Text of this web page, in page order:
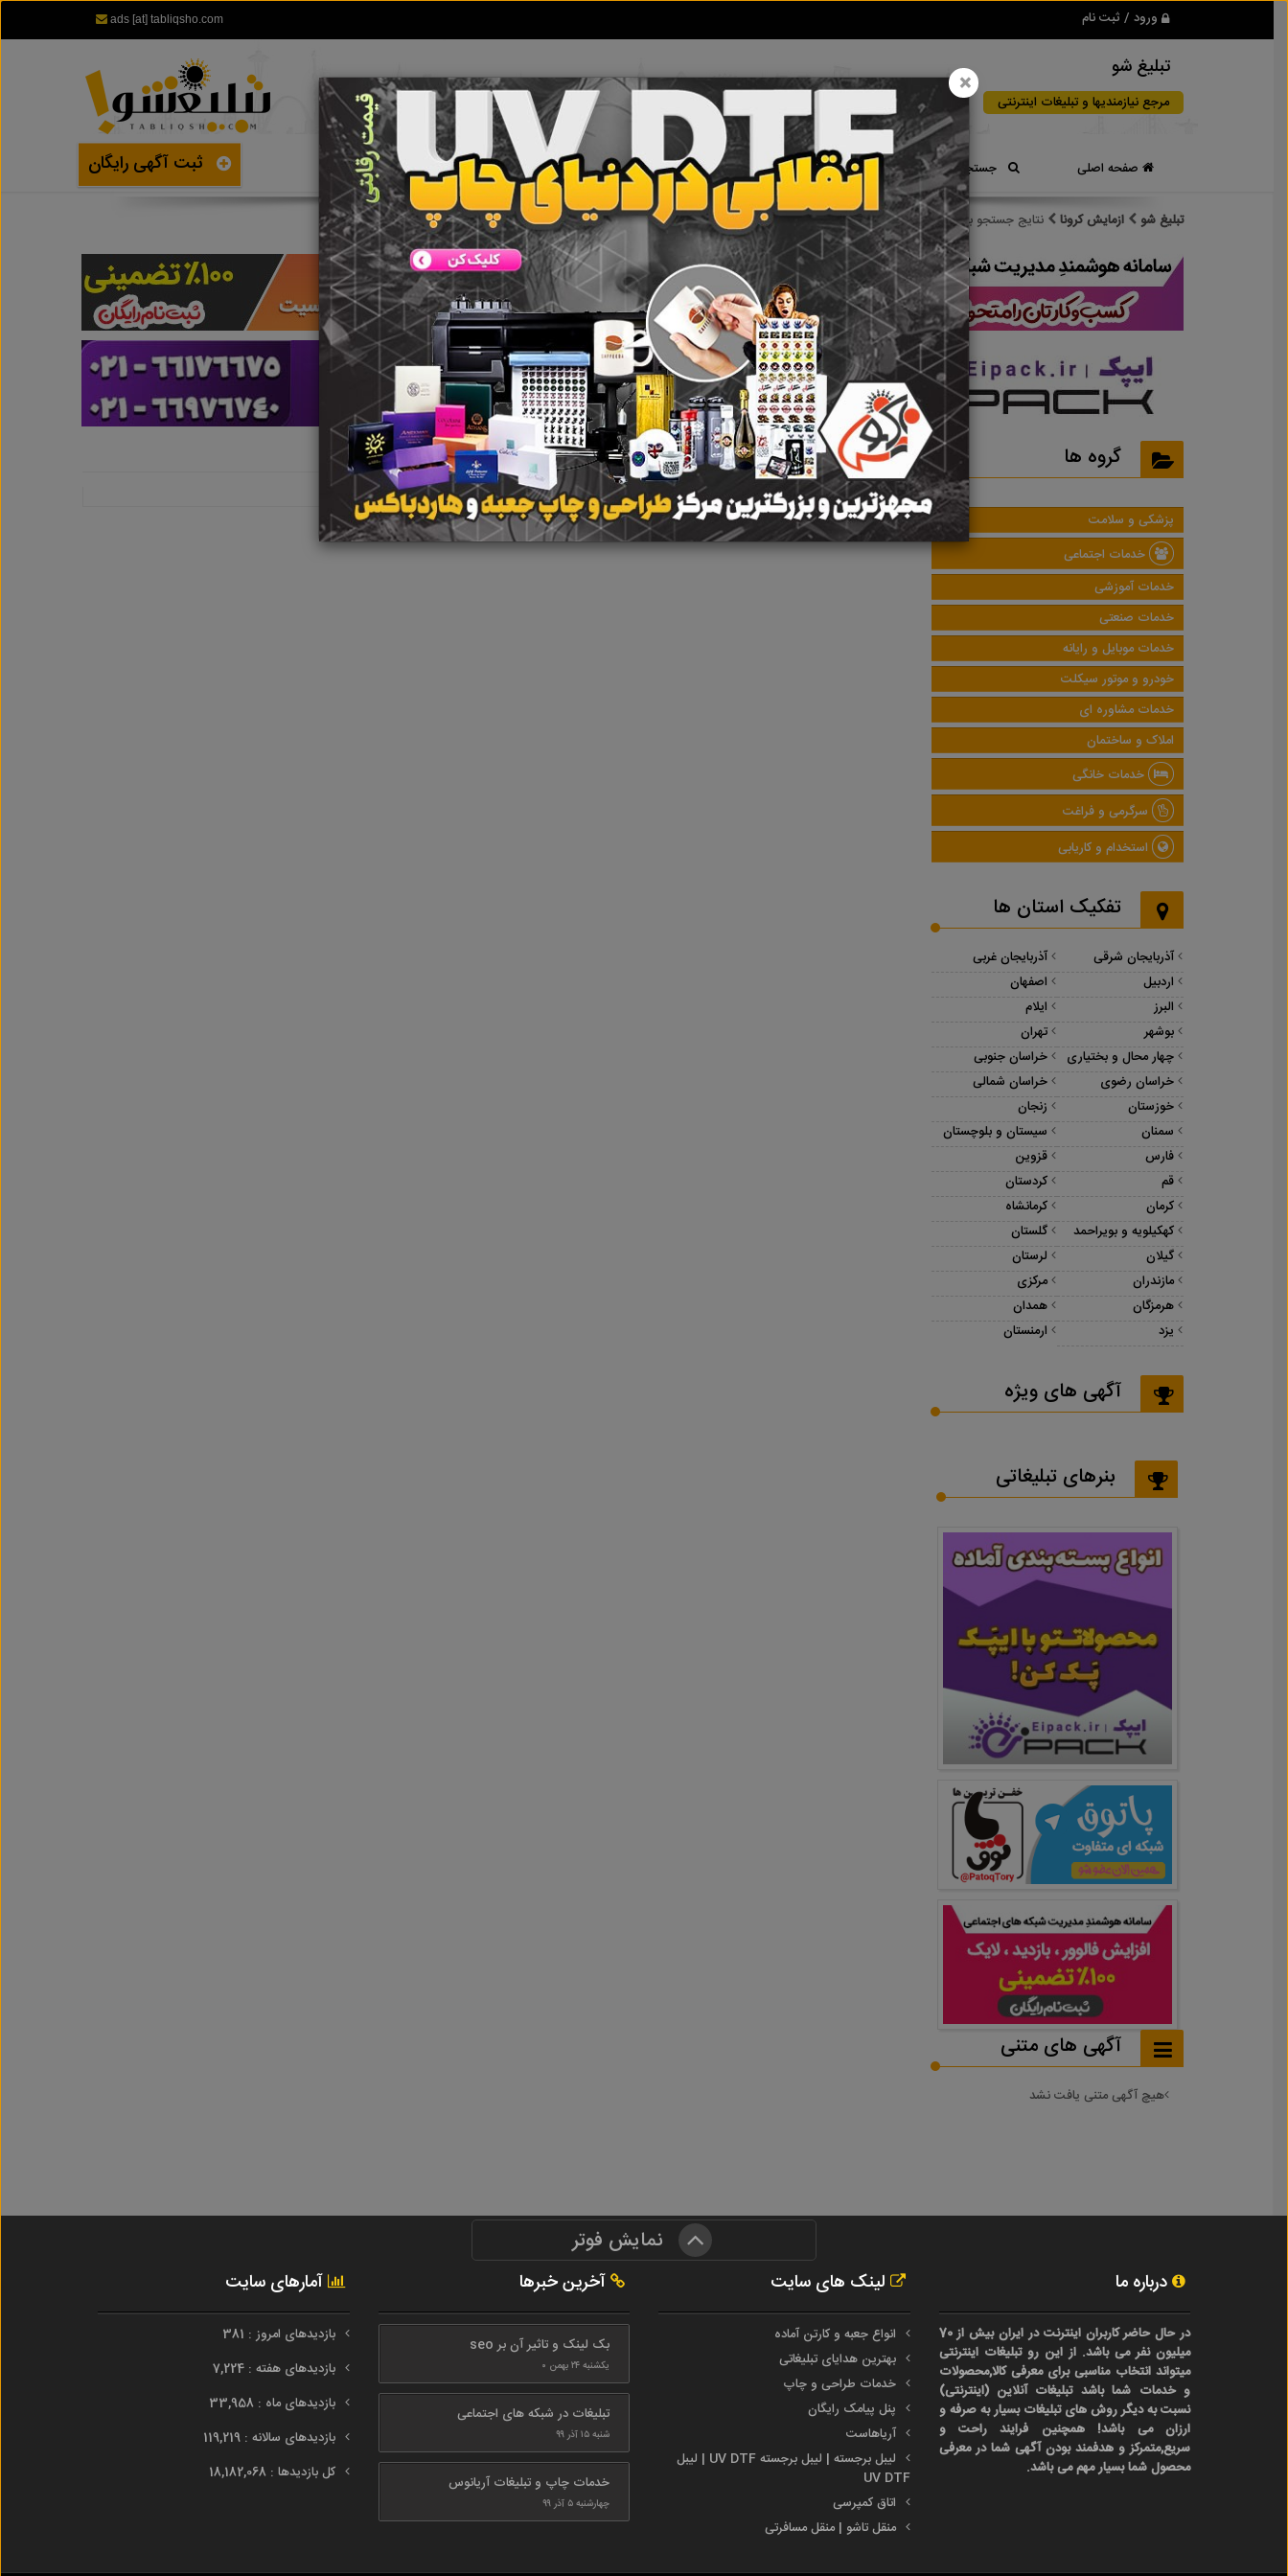
ورود / ثبت نام ads [at] tabliqsho.com
تبلیغ شو
مرجع نیازمندیها و تبلیغات اینترنتی
صفحه اصلی جستجوی سریع تعرفه آگهی ها خبرهای سایت تماس با ما ثبت آگهی رایگان
تبلیغ شو ازمایش کرونا نتایج جستجو برای برچسبازمایش کرونا
نتایج جستجو برای برچسبازمایش کرونا گروه ها
پزشکی و سلامت
خدمات اجتماعی
خدمات آموزشی
خدمات صنعتی
خدمات موبایل و رایانه
خودرو و موتور سیکلت
خدمات مشاوره ای
املاک و ساختمان
خدمات خانگی
سرگرمی و فراغت
استخدام و کاریابی
تفکیک استان ها
آذربایجان شرقی
آذربایجان غربی
اردبیل
اصفهان
البرز
ایلام
بوشهر
تهران
چهار محال و بختیاری
خراسان جنوبی
خراسان رضوی
خراسان شمالی
خوزستان
زنجان
سمنان
سیستان و بلوچستان
فارس
قزوین
قم
کردستان
کرمان
کرمانشاه
کهکیلویه و بویراحمد
گلستان
گیلان
لرستان
مازندران
مرکزی
هرمزگان
همدان
یزد
ارمنستان
آگهی های ویژه
بنرهای تبلیغاتی
آگهی های متنی
هیچ آگهی متنی یافت نشد
نمایش فوتر
درباره ما
در حال حاضر کاربران اینترنت در ایران بیش از 70
میلیون نفر می باشد. از این رو تبلیغات اینترنتی
میتواند انتخاب مناسبی برای معرفی کالا,محصولات
و خدمات شما باشد تبلیغات آنلاین (اینترنتی)
نسبت به دیگر روش های تبلیغات بسیار به صرفه و
ارزان می باشد! همچنین فرایند راحت و
سریع,متمرکز و هدفمند بودن آگهی شما در معرفی
محصول شما بسیار مهم می باشد.
لینک های سایت
انواع جعبه و کارتن آماده
بهترین هدایای تبلیغاتی
خدمات طراحی و چاپ
پنل پیامک رایگان
آریاهاست
لیبل برجسته | لیبل برجسته UV DTF | لیبل
UV DTF
اتاق کمپرسی
منقل تاشو | منقل مسافرتی
آخرین خبرها
بک لینک و تاثیر آن بر seo
یکشنبه ۲۴ بهمن ۰
تبلیغات در شبکه های اجتماعی
شنبه ۱۵ آذر ۹۹
خدمات چاپ و تبلیغات آریانوس
چهارشنبه ۵ آذر ۹۹
آمارهای سایت
بازدیدهای امروز : 381
بازدیدهای هفته : 7,224
بازدیدهای ماه : 33,958
بازدیدهای سالانه : 119,219
کل بازدیدها : 18,182,068
×